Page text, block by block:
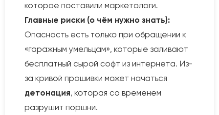
которое поставили маркетологи.
Главные риски (о чём нужно знать):
Опасность есть только при обращении к
«гаражным умельцам», которые заливают
бесплатный сырой софт из интернета. Из-
за кривой прошивки может начаться
детонация, которая со временем
разрушит поршни.